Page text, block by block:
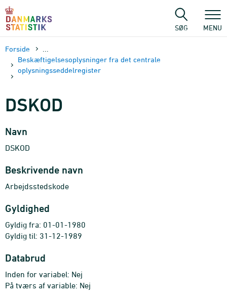
sidens
SØG MENU
Forside
Beskæftigelsesoplysninger fra det centrale
oplysningsseddelregister
DSKOD
Navn
DSKOD
Beskrivende navn
Arbejdsstedskode
Gyldighed
Gyldig fra: 01-01-1980
Gyldig til: 31-12-1989
Databrud
Inden for variabel: Nej
På tværs af variable: Nej